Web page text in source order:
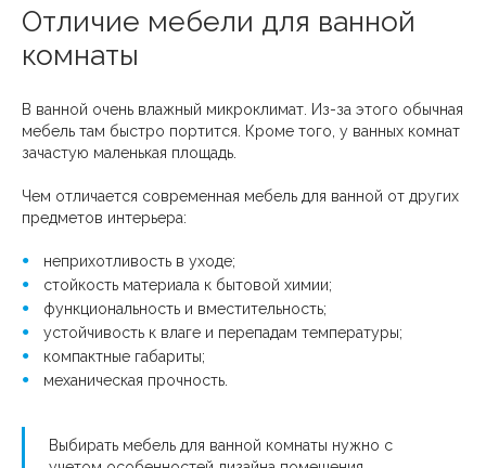
Отличие мебели для ванной
комнаты
В ванной очень влажный микроклимат. Из-за этого обычная
мебель там быстро портится. Кроме того, у ванных комнат
зачастую маленькая площадь.
Чем отличается современная мебель для ванной от других
предметов интерьера:
неприхотливость в уходе;
стойкость материала к бытовой химии;
функциональность и вместительность;
устойчивость к влаге и перепадам температуры;
компактные габариты;
механическая прочность.
Выбирать мебель для ванной комнаты нужно с